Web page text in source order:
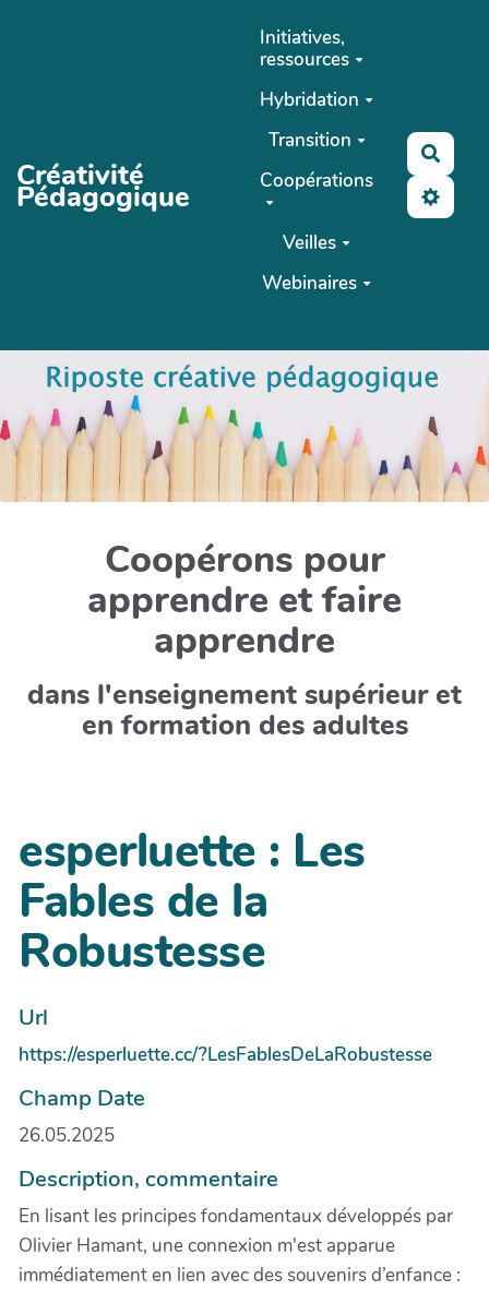
Créativité
Pédagogique
Initiatives,
ressources
Hybridation
Transition
Coopérations
Veilles
Webinaires
Coopérons pour
apprendre et faire
apprendre
dans l'enseignement supérieur et
en formation des adultes
esperluette : Les
Fables de la
Robustesse
Url
https://esperluette.cc/?LesFablesDeLaRobustesse
Champ Date
26.05.2025
Description, commentaire
En lisant les principes fondamentaux développés par
Olivier Hamant, une connexion m'est apparue
immédiatement en lien avec des souvenirs d’enfance :